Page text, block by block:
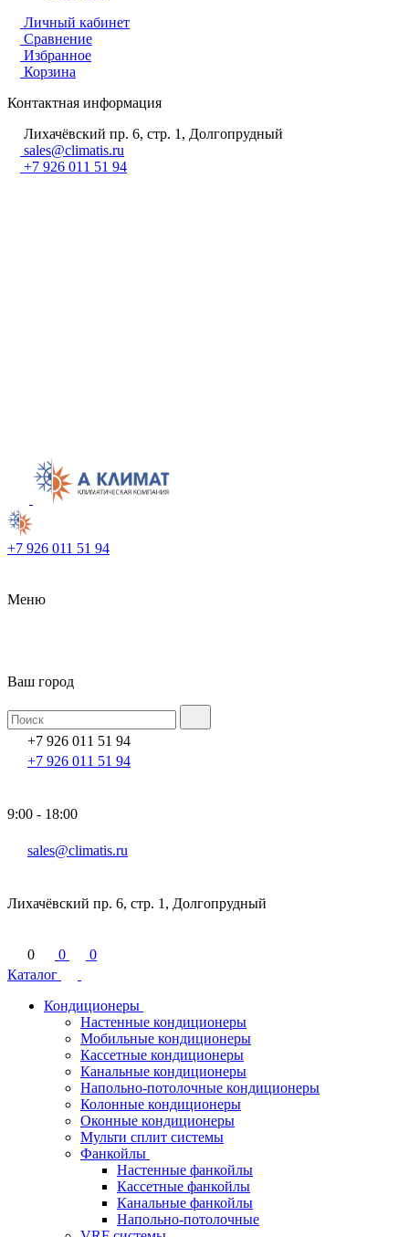
Личный кабинет
Сравнение
Избранное
Корзина
Контактная информация
Лихачёвский пр. 6, стр. 1, Долгопрудный
sales@climatis.ru
+7 926 011 51 94
+7 926 011 51 94
Меню
Ваш город
+7 926 011 51 94
+7 926 011 51 94
9:00 - 18:00
sales@climatis.ru
Лихачёвский пр. 6, стр. 1, Долгопрудный
0 0
0
Каталог
Кондиционеры
Настенные кондиционеры
Мобильные кондиционеры
Кассетные кондиционеры
Канальные кондиционеры
Напольно-потолочные кондиционеры
Колонные кондиционеры
Оконные кондиционеры
Мульти сплит системы
Фанкойлы
Настенные фанкойлы
Кассетные фанкойлы
Канальные фанкойлы
Напольно-потолочные